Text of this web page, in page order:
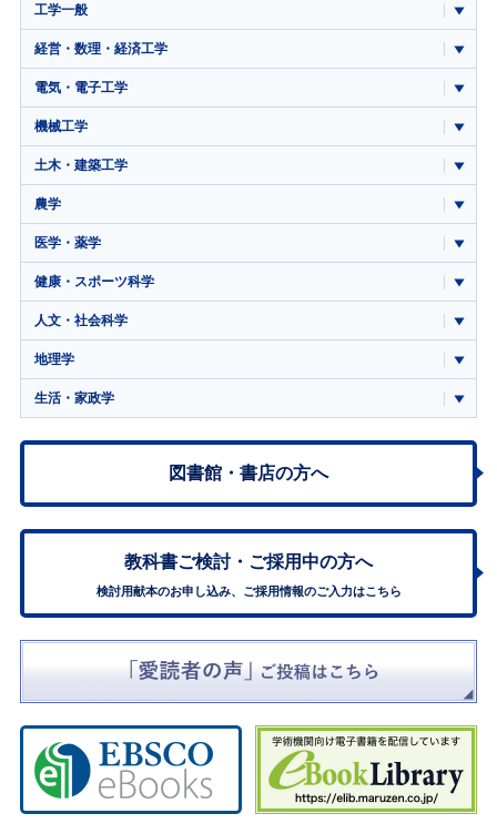
工学一般
経営・数理・経済工学
電気・電子工学
機械工学
土木・建築工学
農学
医学・薬学
健康・スポーツ科学
人文・社会科学
地理学
生活・家政学
図書館・書店の方へ
教科書ご検討・ ご採用中の方へ
検討用献本のお申し込み、ご採用情報のご入力はこちら